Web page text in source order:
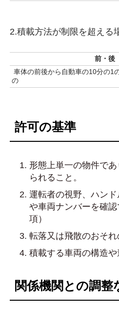
2.積載方法が制限を超える
前・後
車体の前後から自動車の10分の1
の
許可の基準
形態上単一の物件で
られること。
運転者の視野、ハン
や車両ナンバーを確
項）
転落又は飛散のおそ
積載する車両の構造
関係機関との調